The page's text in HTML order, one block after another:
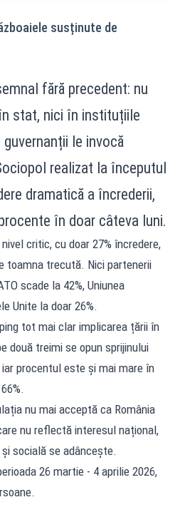
susținute de
fără precedent: nu
stat, nici în instituțiile
le invocă
realizat la începutul
dramatică a încrederii,
în doar câteva luni.
critic, cu doar 27% încredere,
toamna trecută. Nici partenerii
scade la 42%, Uniunea
Unite la doar 26%.
tot mai clar implicarea țării în
două treimi se opun sprijinului
procentul este și mai mare în
nu mai acceptă ca România
nu reflectă interesul național,
socială se adâncește.
26 martie - 4 aprilie 2026,